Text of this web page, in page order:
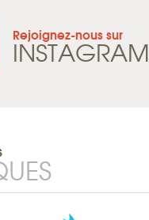
Rejoignez-nous sur
INSTAGRAM